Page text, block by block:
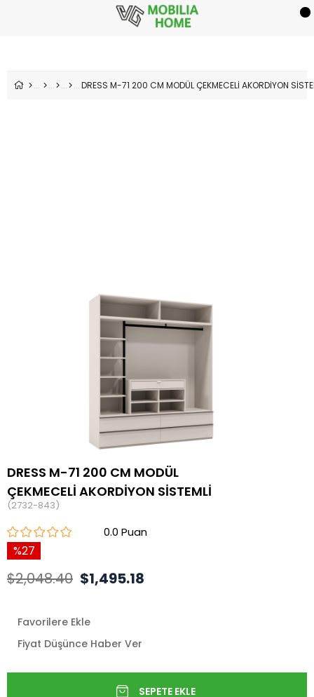
DRESS M-71 200 CM MODÜL ÇEKMECELİ AKORDİYON
DRESS M-71 200 CM MODÜL
ÇEKMECELİ AKORDİYON SİSTEMLİ
(2732-843)
0.0
27
$2,048.40 $1,495.18
Favorilere Ekle
Fiyat Düşünce Haber Ver